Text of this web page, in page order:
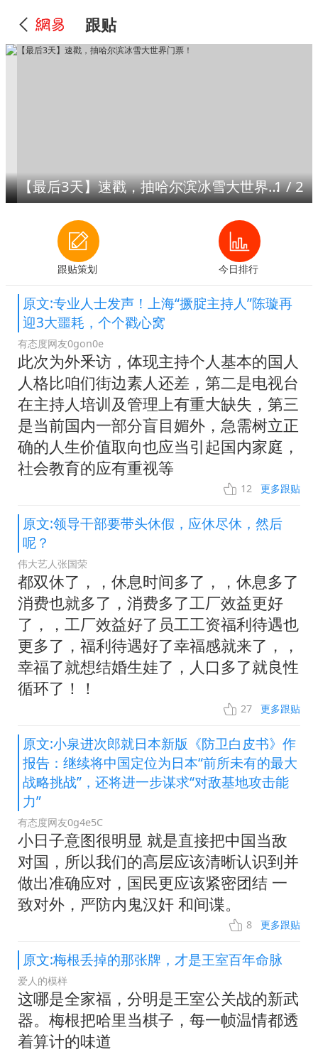
跟贴
【最后3天】速戳，抽哈尔滨冰雪大世界门票！1/2
跟贴策划 今日排行
原文:专业人士发声！上海“撅腚主持人”陈璇再
迎3大噩耗，个个戳心窝
有态度网友0gon0e
此次为外釆访，体现主持个人基本的国人
人格比咱们街边素人还差，第二是电视台
在主持人培训及管理上有重大缺失，第三
是当前国内一部分盲目媚外，急需树立正
确的人生价值取向也应当引起国内家庭，
社会教育的应有重视等
12 更多跟贴
原文:领导干部要带头休假，应休尽休，然后
呢？
伟大艺人张国荣
都双休了，，休息时间多了，，休息多了
消费也就多了，消费多了工厂效益更好
了，，工厂效益好了员工工资福利待遇也
更多了，福利待遇好了幸福感就来了，，
幸福了就想结婚生娃了，人口多了就良性
循环了！！
27 更多跟贴
原文:小泉进次郎就日本新版《防卫白皮书》作
报告：继续将中国定位为日本“前所未有的最大
战略挑战”，还将进一步谋求“对敌基地攻击能
力”
有态度网友0g4e5C
小日子意图很明显 就是直接把中国当敌
对国，所以我们的高层应该清晰认识到并
做出准确应对，国民更应该紧密团结 一
致对外，严防内鬼汉奸 和间谍。
8 更多跟贴
原文:梅根丢掉的那张牌，才是王室百年命脉
爱人的模样
这哪是全家福，分明是王室公关战的新武
器。梅根把哈里当棋子，每一帧温情都透
着算计的味道